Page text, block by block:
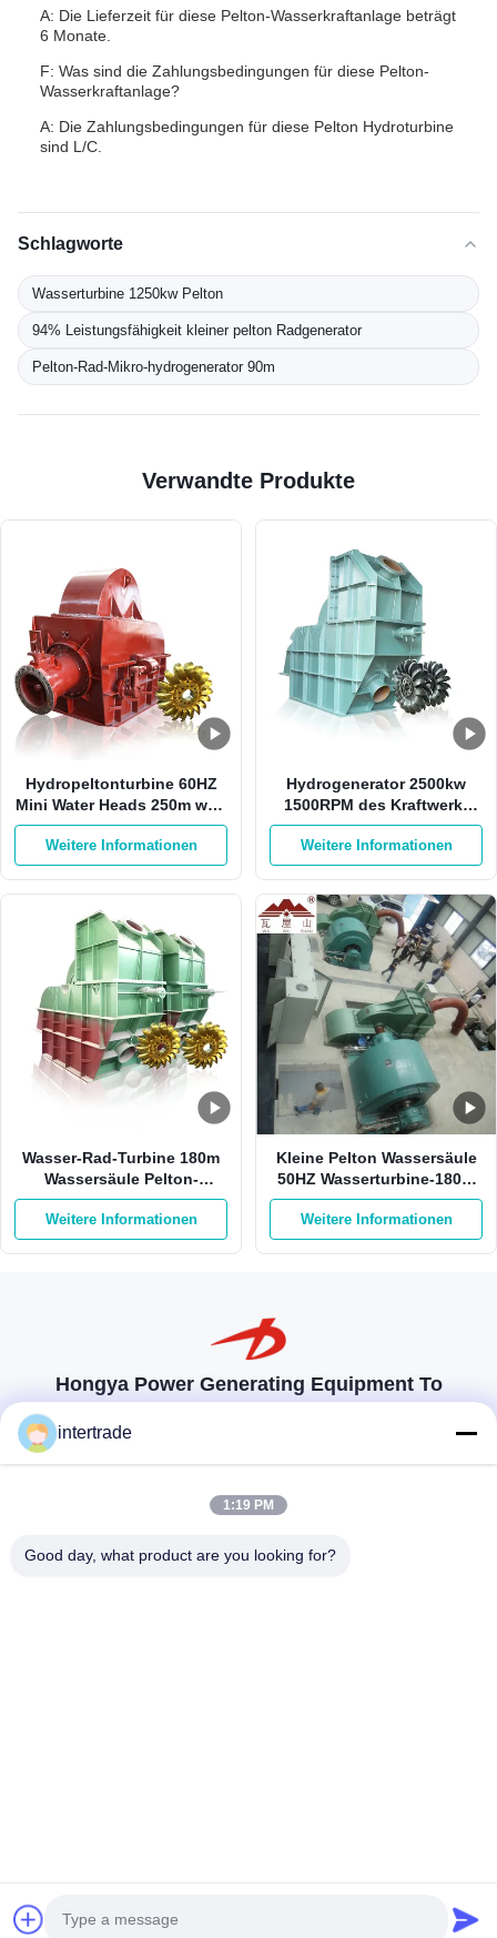
A: Die Lieferzeit für diese Pelton-Wasserkraftanlage beträgt
6 Monate.
F: Was sind die Zahlungsbedingungen für diese Pelton-
Wasserkraftanlage?
A: Die Zahlungsbedingungen für diese Pelton Hydroturbine
sind L/C.
Schlagworte
Wasserturbine 1250kw Pelton
94% Leistungsfähigkeit kleiner pelton Radgenerator
Pelton-Rad-Mikro-hydrogenerator 90m
Verwandte Produkte
Hydropeltonturbine 60HZ
Mini Water Heads 250m weg
Rad-der Turbine von der
Sticheleien-500RPM Pelton
Weitere Informationen
Hydrogenerator 2500kw
1500RPM des Kraftwerk-
HPP Pelton mit 1 Düse
Weitere Informationen
Wasser-Rad-Turbine 180m
Wassersäule Pelton-
Wasserturbine-550Kw
750kw Pelton
Weitere Informationen
Kleine Pelton Wassersäule
50HZ Wasserturbine-180m
auf Sticheleien-Edelstahl
Weitere Informationen
Hongya Power Generating Equipment To
Maßgeschneiderte Lösungen zur Erfüllung der Kundenanforderungen
86-28-37561966-8:00
Copyright © 2022-2026 Hongya Power Generating Equipment To Utilities
Limited. Alle Rechte vorbehalten.
intertrade
1:19 PM
Good day, what product are you looking for?